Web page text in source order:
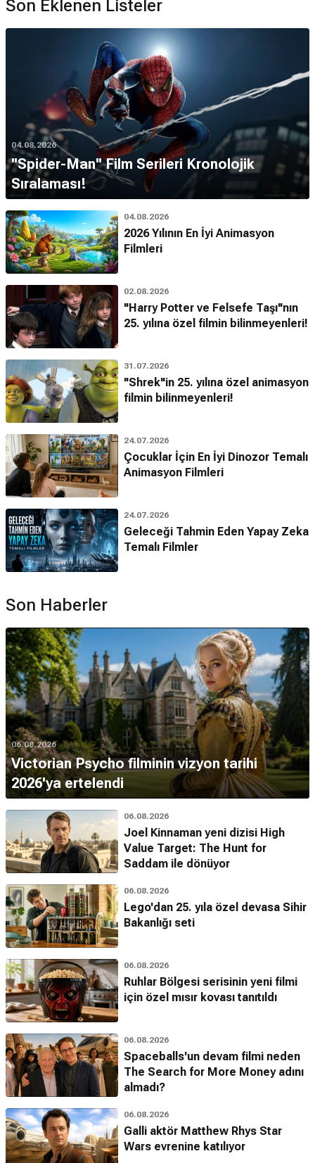
Son Eklenen Listeler
04.08.2026
''Spider-Man'' Film Serileri Kronolojik
Sıralaması!
04.08.2026
2026 Yılının En İyi Animasyon
Filmleri
02.08.2026
"Harry Potter ve Felsefe Taşı"nın
25. yılına özel filmin bilinmeyenleri!
31.07.2026
"Shrek"in 25. yılına özel animasyon
filmin bilinmeyenleri!
24.07.2026
Çocuklar İçin En İyi Dinozor Temalı
Animasyon Filmleri
24.07.2026
Geleceği Tahmin Eden Yapay Zeka
Temalı Filmler
Son Haberler
06.08.2026
Victorian Psycho filminin vizyon tarihi
2026'ya ertelendi
06.08.2026
Joel Kinnaman yeni dizisi High
Value Target: The Hunt for
Saddam ile dönüyor
06.08.2026
Lego'dan 25. yıla özel devasa Sihir
Bakanlığı seti
06.08.2026
Ruhlar Bölgesi serisinin yeni filmi
için özel mısır kovası tanıtıldı
06.08.2026
Spaceballs'un devam filmi neden
The Search for More Money adını
almadı?
06.08.2026
Galli aktör Matthew Rhys Star
Wars evrenine katılıyor